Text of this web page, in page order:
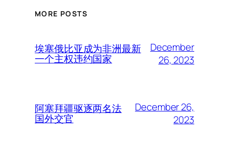
MORE POSTS
埃塞俄比亚成为非洲最新
一个主权违约国家
December
26, 2023
阿塞拜疆驱逐两名法
国外交官
December 26,
2023